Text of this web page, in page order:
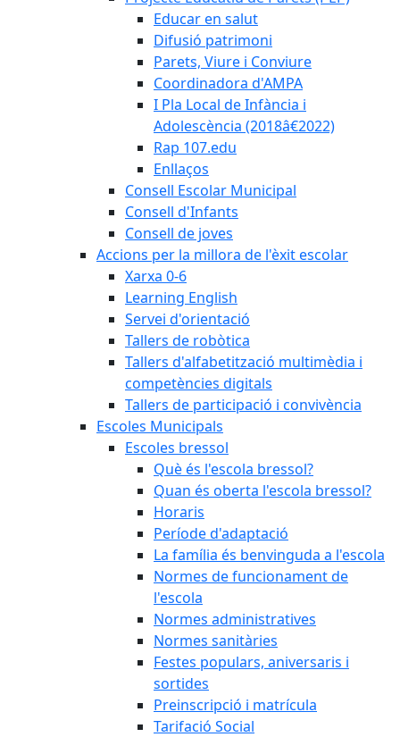
Educar en salut
Difusió patrimoni
Parets, Viure i Conviure
Coordinadora d'AMPA
I Pla Local de Infància i
Adolescència (2018â€2022)
Rap 107.edu
Enllaços
Consell Escolar Municipal
Consell d'Infants
Consell de joves
Accions per la millora de l'èxit escolar
Xarxa 0-6
Learning English
Servei d'orientació
Tallers de robòtica
Tallers d'alfabetització multimèdia i
competències digitals
Tallers de participació i convivència
Escoles Municipals
Escoles bressol
Què és l'escola bressol?
Quan és oberta l'escola bressol?
Horaris
Període d'adaptació
La família és benvinguda a l'escola
Normes de funcionament de
l'escola
Normes administratives
Normes sanitàries
Festes populars, aniversaris i
sortides
Preinscripció i matrícula
Tarifació Social